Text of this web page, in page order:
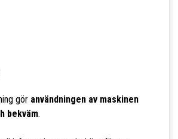
gör användningen av maskinen
bekväm.